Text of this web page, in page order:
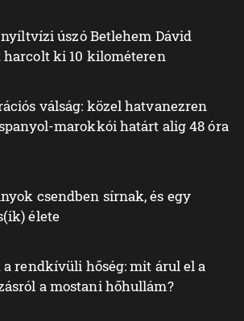
nyíltvízi úszó Betlehem Dávid
harcolt ki 10 kilométeren
válság: közel hatvanezren
marokkói határt alig 48 óra
csendben sírnak, és egy
élete
rendkívüli hőség: mit árul el a
a mostani hőhullám?